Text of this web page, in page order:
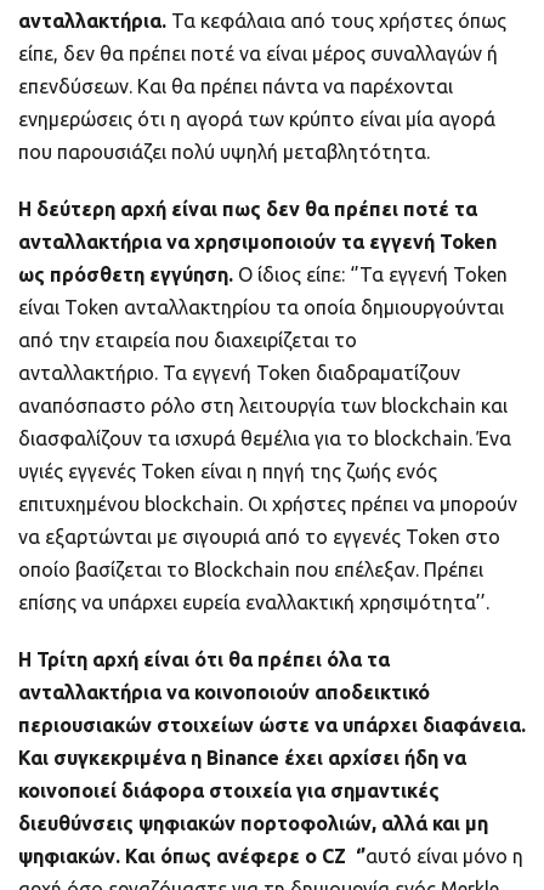
ανταλλακτήρια. Τα κεφάλαια από τους χρήστες όπως
είπε, δεν θα πρέπει ποτέ να είναι μέρος συναλλαγών ή
επενδύσεων. Και θα πρέπει πάντα να παρέχονται
ενημερώσεις ότι η αγορά των κρύπτο είναι μία αγορά
που παρουσιάζει πολύ υψηλή μεταβλητότητα.
Η δεύτερη αρχή είναι πως δεν θα πρέπει ποτέ τα
ανταλλακτήρια να χρησιμοποιούν τα εγγενή Token
ως πρόσθετη εγγύηση. Ο ίδιος είπε: ‘’Τα εγγενή Token
είναι Token ανταλλακτηρίου τα οποία δημιουργούνται
από την εταιρεία που διαχειρίζεται το
ανταλλακτήριο. Τα εγγενή Token διαδραματίζουν
αναπόσπαστο ρόλο στη λειτουργία των blockchain και
διασφαλίζουν τα ισχυρά θεμέλια για το blockchain. Ένα
υγιές εγγενές Token είναι η πηγή της ζωής ενός
επιτυχημένου blockchain. Οι χρήστες πρέπει να μπορούν
να εξαρτώνται με σιγουριά από το εγγενές Token στο
οποίο βασίζεται το Blockchain που επέλεξαν. Πρέπει
επίσης να υπάρχει ευρεία εναλλακτική χρησιμότητα’’.
Η Τρίτη αρχή είναι ότι θα πρέπει όλα τα
ανταλλακτήρια να κοινοποιούν αποδεικτικό
περιουσιακών στοιχείων ώστε να υπάρχει διαφάνεια.
Και συγκεκριμένα η Binance έχει αρχίσει ήδη να
κοινοποιεί διάφορα στοιχεία για σημαντικές
διευθύνσεις ψηφιακών πορτοφολιών, αλλά και μη
ψηφιακών. Και όπως ανέφερε ο CZ ‘’αυτό είναι μόνο η